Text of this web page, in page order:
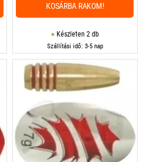
Készleten 2 db
Szállítási idő: 3-5 nap
KOSÁRBA RAKOM!